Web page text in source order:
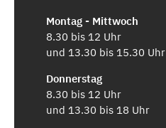
Montag - Mittwoch
8.30 bis 12 Uhr
und 13.30 bis 15.30 Uhr
Donnerstag
8.30 bis 12 Uhr
und 13.30 bis 18 Uhr